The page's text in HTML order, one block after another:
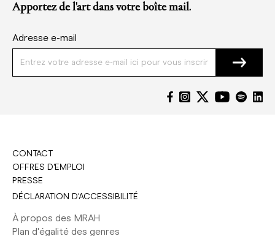
Apportez de l'art dans votre boîte mail.
Adresse e-mail
CONTACT
OFFRES D'EMPLOI
PRESSE
DÉCLARATION D'ACCESSIBILITÉ
À propos des MRAH
Plan d'égalité des genres